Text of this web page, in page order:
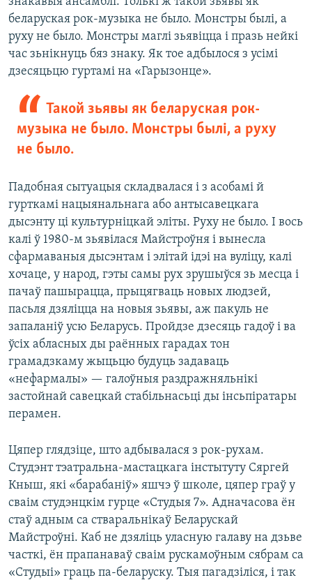
беларуская рок-музыка не было. Монстры былі, а
руху не было. Монстры маглі зьявіцца і празь нейкі
час зьнікнуць бяз знаку. Як тое адбылося з усімі
дзесяцьцю гуртамі на «Гарызонце».
Такой зьявы як беларуская рок-
музыка не было. Монстры былі, а руху
не было.
Падобная сытуацыя складвалася і з асобамі й
гурткамі нацыянальнага або антысавецкага
дысэнту ці культурніцкай эліты. Руху не было. І вось
калі ў 1980-м зьявілася Майстроўня і вынесла
сфармаваныя дысэнтам і элітай ідэі на вуліцу, калі
хочаце, у народ, гэты самы рух зрушыўся зь месца і
пачаў пашырацца, прыцягваць новых людзей,
пасьля дзяліцца на новыя зьявы, аж пакуль не
запаланіў усю Беларусь. Пройдзе дзесяць гадоў і ва
ўсіх абласных ды раённых гарадах тон
грамадзкаму жыцьцю будуць задаваць
«нефармалы» — галоўныя раздражняльнікі
застойнай савецкай стабільнасьці ды інсьпіратары
перамен.
Цяпер глядзіце, што адбывалася з рок-рухам.
Студэнт тэатральна-мастацкага інстытуту Сяргей
Кныш, які «барабаніў» яшчэ ў школе, цяпер граў у
сваім студэнцкім гурце «Студыя 7». Адначасова ён
стаў адным са стваральнікаў Беларускай
Майстроўні. Каб не дзяліць уласную галаву на дзьве
часткі, ён прапанаваў сваім рускамоўным сябрам са
«Студыі» граць па-беларуску. Тыя пагадзіліся, і так